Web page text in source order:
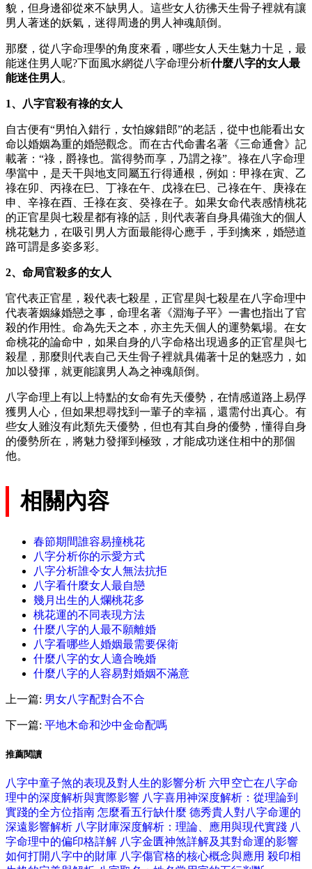
貌，但身邊卻從來不缺男人。這些女人彷彿天生骨子裡就有讓
男人著迷的妖氣，迷得周邊的男人神魂顛倒。
那麼，從八字命理學的角度來看，哪些女人天生魅力十足，最
能迷住男人呢?下面風水網從八字命理分析什麼八字的女人最
能迷住男人 。
1、八字官殺有祿的女人
自古便有“男怕入錯行，女怕嫁錯郎”的老話，從中也能看出女
命以婚姻為重的婚戀觀念。而在古代命書名著《三命通會》記
載著：“祿，爵祿也。當得勢而享，乃謂之祿”。祿在八字命理
學當中，是天干與地支同屬五行得通根，例如：甲祿在寅、乙
祿在卯、丙祿在巳、丁祿在午、戊祿在巳、己祿在午、庚祿在
申、辛祿在酉、壬祿在亥、癸祿在子。如果女命代表感情桃花
的正官星與七殺星都有祿的話，則代表著自身具備強大的個人
桃花魅力，在吸引男人方面最能得心應手，手到擒來，婚戀道
路可謂是多姿多彩。
2、命局官殺多的女人
官代表正官星，殺代表七殺星，正官星與七殺星在八字命理中
代表著姻緣婚戀之事，命理名著《淵海子平》一書也指出了官
殺的作用性。命為先天之本，亦主先天個人的運勢氣場。在女
命桃花的論命中，如果自身的八字命格出現過多的正官星與七
殺星，那麼則代表自己天生骨子裡就具備著十足的魅惑力，如
加以發揮，就更能讓男人為之神魂顛倒。
八字命理上有以上特點的女命有先天優勢，在情感道路上易俘
獲男人心，但如果想尋找到一輩子的幸福，還需付出真心。有
些女人雖沒有此類先天優勢，但也有其自身的優勢，懂得自身
的優勢所在，將魅力發揮到極致，才能成功迷住相中的那個
他。
相關內容
春節期間誰容易撞桃花
八字分析你的示愛方式
八字分析誰令女人無法抗拒
八字看什麼女人最自戀
幾月出生的人爛桃花多
桃花運的不同表現方法
什麼八字的人最不願離婚
八字看哪些人婚姻最需要保衛
什麼八字的女人適合晚婚
什麼八字的人容易對婚姻不滿意
上一篇: 男女八字配對合不合
下一篇: 平地木命和沙中金命配嗎
推薦閱讀
八字中童子煞的表現及對人生的影響分析 六甲空亡在八字命
理中的深度解析與實際影響 八字喜用神深度解析：從理論到
實踐的全方位指南 怎麼看五行缺什麼 德秀貴人對八字命運的
深遠影響解析 八字財庫深度解析：理論、應用與現代實踐 八
字命理中的偏印格詳解 八字金匱神煞詳解及其對命運的影響
如何打開八字中的財庫 八字傷官格的核心概念與應用 殺印相